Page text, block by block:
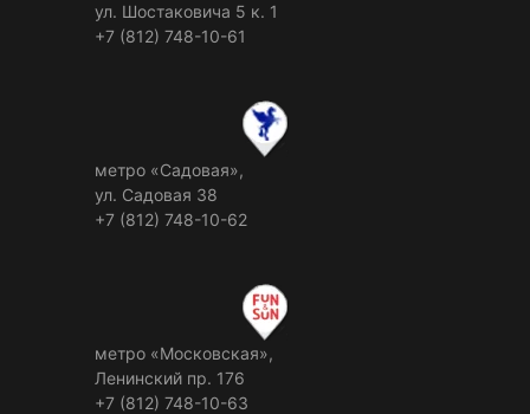
ул. Шостаковича 5 к. 1
+7 (812) 748-10-61
метро «Садовая»,
ул. Садовая 38
+7 (812) 748-10-62
метро «Московская»,
Ленинский пр. 176
+7 (812) 748-10-63